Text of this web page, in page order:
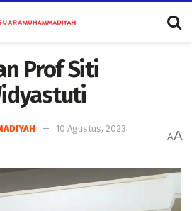
Prof Siti
10 Agustus, 2023
AA